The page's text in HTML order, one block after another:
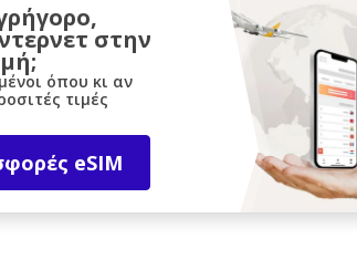
στην
όπου κι αν
τιμές
eSIM